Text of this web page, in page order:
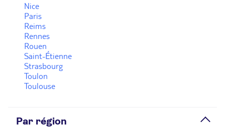
Nice
Paris
Reims
Rennes
Rouen
Saint-Étienne
Strasbourg
Toulon
Toulouse
Par région